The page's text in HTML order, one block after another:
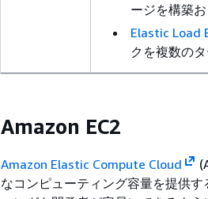
ージを構築
Elastic Load
クを複数の
Amazon EC2
Amazon Elastic Compute Cloud
なコンピューティング容量を提供